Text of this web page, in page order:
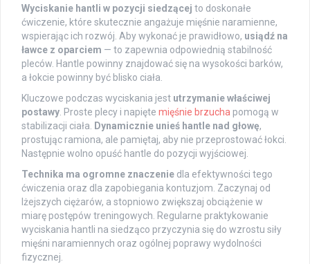
Wyciskanie hantli w pozycji siedzącej to doskonałe
ćwiczenie, które skutecznie angażuje mięśnie naramienne,
wspierając ich rozwój. Aby wykonać je prawidłowo, usiądź na
ławce z oparciem — to zapewnia odpowiednią stabilność
pleców. Hantle powinny znajdować się na wysokości barków,
a łokcie powinny być blisko ciała.
Kluczowe podczas wyciskania jest utrzymanie właściwej
postawy. Proste plecy i napięte mięśnie brzucha pomogą w
stabilizacji ciała. Dynamicznie unieś hantle nad głowę,
prostując ramiona, ale pamiętaj, aby nie przeprostować łokci.
Następnie wolno opuść hantle do pozycji wyjściowej.
Technika ma ogromne znaczenie dla efektywności tego
ćwiczenia oraz dla zapobiegania kontuzjom. Zaczynaj od
lżejszych ciężarów, a stopniowo zwiększaj obciążenie w
miarę postępów treningowych. Regularne praktykowanie
wyciskania hantli na siedząco przyczynia się do wzrostu siły
mięśni naramiennych oraz ogólnej poprawy wydolności
fizycznej.